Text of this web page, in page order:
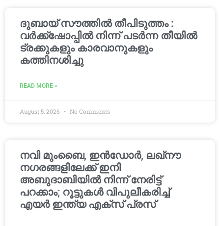
ദുബായ് സൗത്തിൽ തീപിടുത്തം :
വർക്ക്‌ഷോപ്പിൽ നിന്ന് പടർന്ന തീയിൽ
ട്രക്കുകളും കാരവാനുകളും
കത്തിനശിച്ചു
READ MORE »
August 5, 2026 No Comments
നവി മുംബൈ, ഇൻഡോർ, ലഖ്നൗ
നഗരങ്ങളിലേക്ക് ഇനി
അബുദാബിയിൽ നിന്ന് നേരിട്ട്
പറക്കാം; റൂട്ടുകൾ വിപുലീകരിച്ച്
എയർ ഇന്ത്യ എക്സ് പ്രസ്